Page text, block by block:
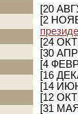
[20
[2
[24
[30
[4
[16
[14
[12
[31